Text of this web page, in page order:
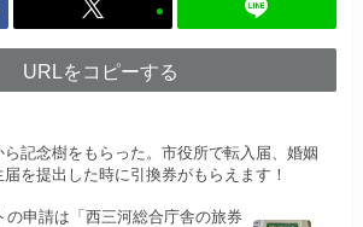
URLをコピーする
ら記念樹をもらった。市役所で転入届、婚姻
届を提出した時に引換券がもらえます！
の申請は「西三河総合庁舎の旅券